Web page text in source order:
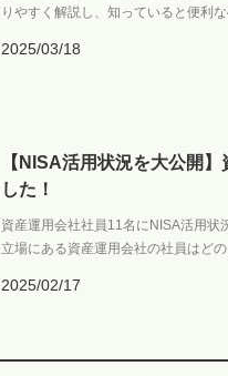
りやすく解説し、知っていると便利
2025/03/18
【NISA活用状況を大公開
した！
資産運用会社社員11名にNISA活用状
立場にある資産運用会社の社員はど
2025/02/17